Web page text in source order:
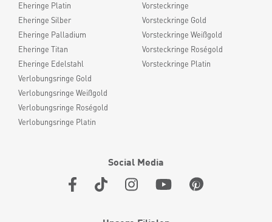
Eheringe Platin
Eheringe Silber
Eheringe Palladium
Eheringe Titan
Eheringe Edelstahl
Verlobungsringe Gold
Verlobungsringe Weißgold
Verlobungsringe Roségold
Verlobungsringe Platin
Vorsteckringe
Vorsteckringe Gold
Vorsteckringe Weißgold
Vorsteckringe Roségold
Vorsteckringe Platin
Social Media